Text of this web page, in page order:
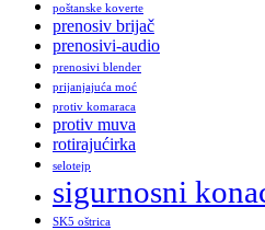
poštanske koverte
prenosiv brijač
prenosivi-audio
prenosivi blender
prijanjajuća moć
protiv komaraca
protiv muva
rotirajućirka
selotejp
sigurnosni
SK5 oštrica